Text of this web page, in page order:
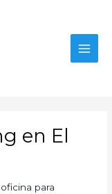
en El
para